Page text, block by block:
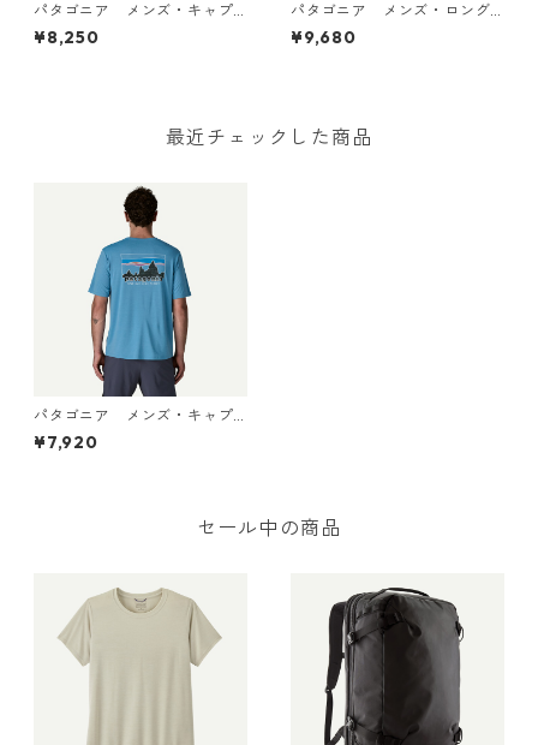
パタゴニア メンズ・キャプ
リーン・クール・デイリー・
シャツ（ハット・トリッパ
¥8,250
パタゴニア メンズ・ロング
スリーブ・キャプリーン・ク
ール・デイリー・シャツ（ハ
¥9,680
最近チェックした商品
パタゴニア メンズ・キャプ
リーン・クール・デイリー・
シャツ（カラー Shore Blue -
rt - '73 Skyline 日本正規品
¥7,920
セール中の商品